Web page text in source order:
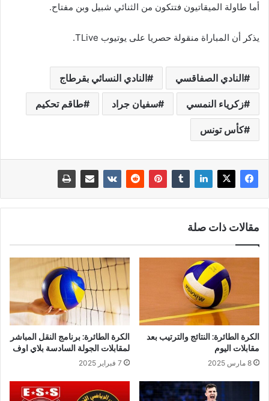
أما طاولة الميقاتيون فتتكون من الثنائي شبيل وبن مفتاح.
يذكر أن المباراة منقولة حصريا على يوتيوب TLive.
النادي الصفاقسي النادي النسائي بقرطاج
زكرياء النمسي سفيان جراد طاقم تحكيم
كأس تونس
مقالات ذات صلة
الكرة الطائرة: النتائج والترتيب بعد
مقابلات اليوم
8 مارس 2025
الكرة الطائرة: برنامج النقل المباشر
لمقابلات الجولة السادسة بلاي اوف
7 فبراير 2025